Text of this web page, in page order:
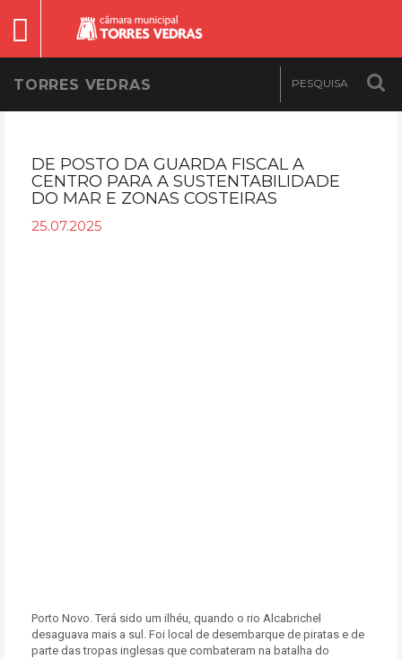
TORRES VEDRAS
DE POSTO DA GUARDA FISCAL A
CENTRO PARA A SUSTENTABILIDADE
DO MAR E ZONAS COSTEIRAS
25.07.2025
Porto Novo. Terá sido um ilhéu, quando o rio Alcabrichel
desaguava mais a sul. Foi local de desembarque de piratas e de
parte das tropas inglesas que combateram na batalha do